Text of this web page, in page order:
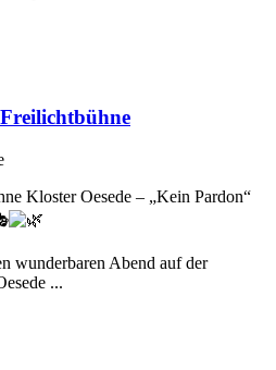
Kloster Oesede – „Kein Pardon“
wunderbaren Abend auf der
...